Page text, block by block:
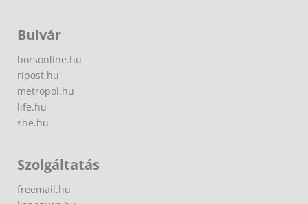
Bulvár
borsonline.hu
ripost.hu
metropol.hu
life.hu
she.hu
Szolgáltatás
freemail.hu